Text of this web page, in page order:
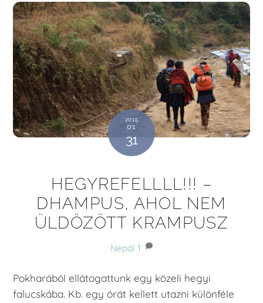
2015
01
31
HEGYREFELLLL!!! –
DHAMPUS, AHOL NEM
ÜLDÖZÖTT KRAMPUSZ
Nepál 1
Pokharából ellátogattunk egy közeli hegyi
falucskába. Kb. egy órát kellett utazni különféle